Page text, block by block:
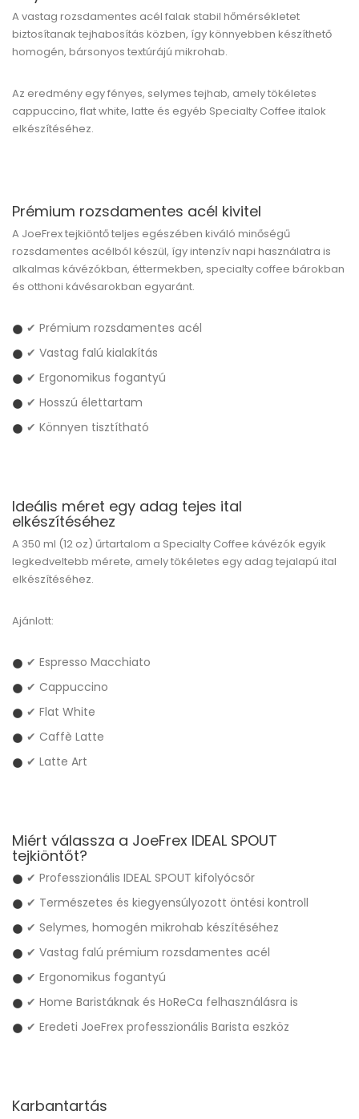
A vastag rozsdamentes acél falak stabil hőmérsékletet
biztosítanak tejhabosítás közben, így könnyebben készíthető
homogén, bársonyos textúrájú mikrohab.
Az eredmény egy fényes, selymes tejhab, amely tökéletes
cappuccino, flat white, latte és egyéb Specialty Coffee italok
elkészítéséhez.
Prémium rozsdamentes acél kivitel
A JoeFrex tejkiöntő teljes egészében kiváló minőségű
rozsdamentes acélból készül, így intenzív napi használatra is
alkalmas kávézókban, éttermekben, specialty coffee bárokban
és otthoni kávésarokban egyaránt.
✔ Prémium rozsdamentes acél
✔ Vastag falú kialakítás
✔ Ergonomikus fogantyú
✔ Hosszú élettartam
✔ Könnyen tisztítható
Ideális méret egy adag tejes ital
elkészítéséhez
A 350 ml (12 oz) űrtartalom a Specialty Coffee kávézók egyik
legkedveltebb mérete, amely tökéletes egy adag tejalapú ital
elkészítéséhez.
Ajánlott:
✔ Espresso Macchiato
✔ Cappuccino
✔ Flat White
✔ Caffè Latte
✔ Latte Art
Miért válassza a JoeFrex IDEAL SPOUT
tejkiöntőt?
✔ Professzionális IDEAL SPOUT kifolyócsőr
✔ Természetes és kiegyensúlyozott öntési kontroll
✔ Selymes, homogén mikrohab készítéséhez
✔ Vastag falú prémium rozsdamentes acél
✔ Ergonomikus fogantyú
✔ Home Baristáknak és HoReCa felhasználásra is
✔ Eredeti JoeFrex professzionális Barista eszköz
Karbantartás